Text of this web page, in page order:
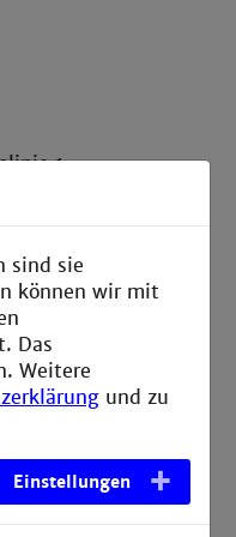
1
der
sind sie
können wir mit
Das
Weitere
und zu
Einstellungen